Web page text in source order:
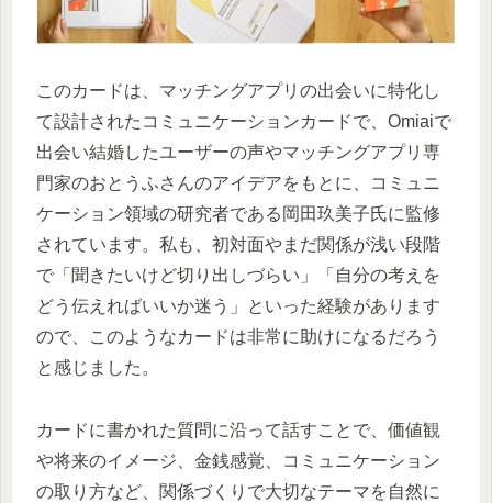
このカードは、マッチングアプリの出会いに特化し
て設計されたコミュニケーションカードで、Omiaiで
出会い結婚したユーザーの声やマッチングアプリ専
門家のおとうふさんのアイデアをもとに、コミュニ
ケーション領域の研究者である岡田玖美子氏に監修
されています。私も、初対面やまだ関係が浅い段階
で「聞きたいけど切り出しづらい」「自分の考えを
どう伝えればいいか迷う」といった経験があります
ので、このようなカードは非常に助けになるだろう
と感じました。
カードに書かれた質問に沿って話すことで、価値観
や将来のイメージ、金銭感覚、コミュニケーション
の取り方など、関係づくりで大切なテーマを自然に